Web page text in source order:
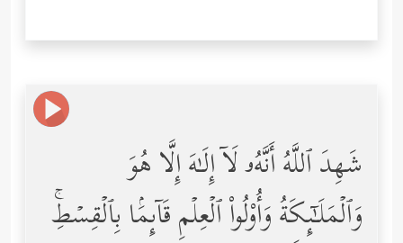
شَهِدَ ٱللَّهُ أَنَّهُۥ لَاۤ إِلَـٰهَ إِلَّا هُوَ
وَٱلۡمَلَـٰۤىِٕكَةُ وَأُوْلُواْ ٱلۡعِلۡمِ قَاۤىِٕمَۢا بِٱلۡقِسۡطِۚ